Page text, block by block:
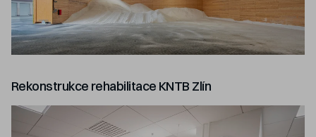
Rekonstrukce rehabilitace KNTB Zlín